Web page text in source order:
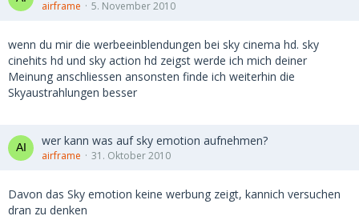
airframe 5. November 2010
wenn du mir die werbeeinblendungen bei sky cinema hd. sky
cinehits hd und sky action hd zeigst werde ich mich deiner
Meinung anschliessen ansonsten finde ich weiterhin die
Skyaustrahlungen besser
wer kann was auf sky emotion aufnehmen?
airframe 31. Oktober 2010
Davon das Sky emotion keine werbung zeigt, kannich versuchen
dran zu denken